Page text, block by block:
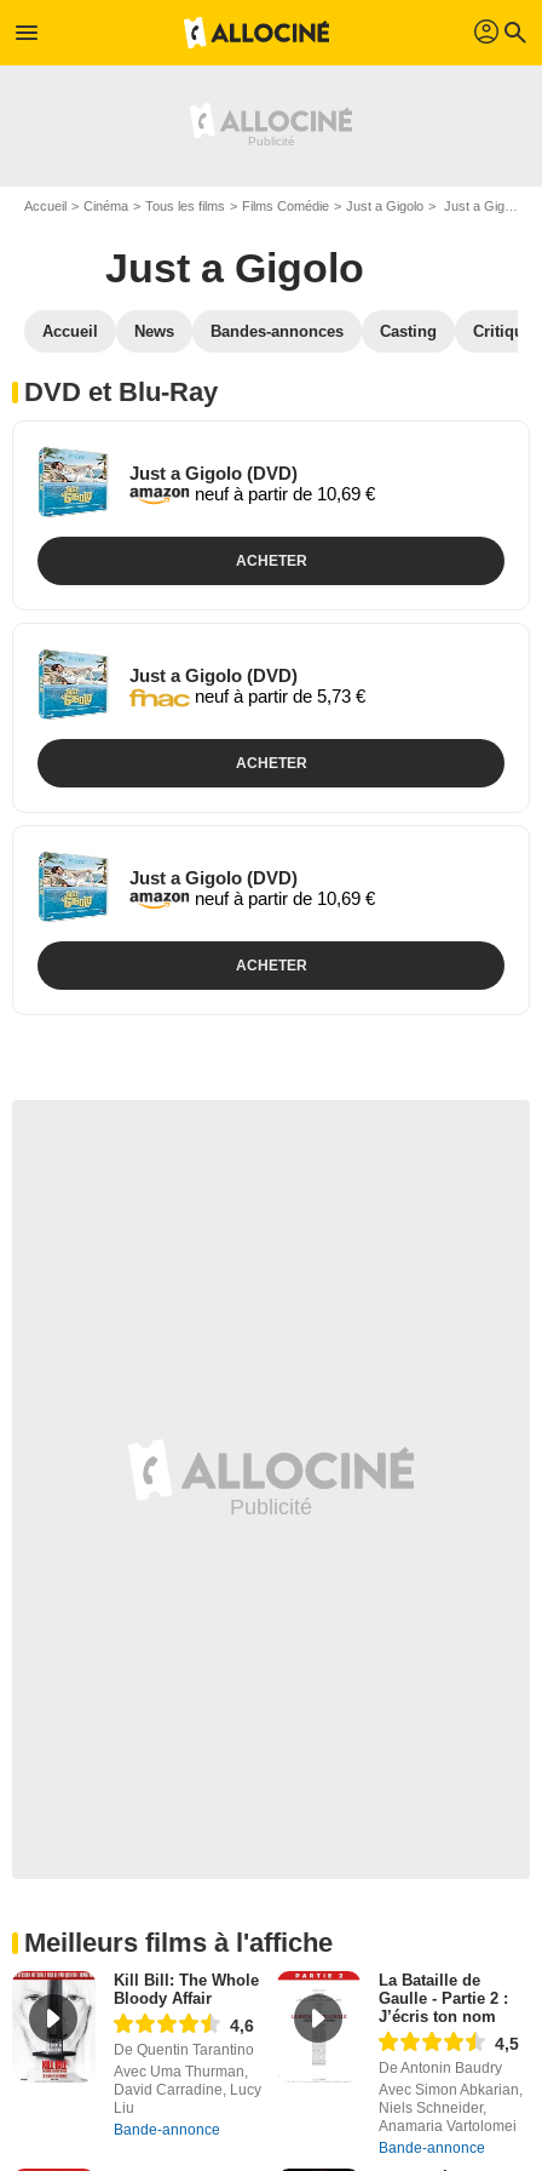
menu profil search
Accueil Cinéma Tous les films Films Comédie Just a Gigolo Just a Gigolo en DVD Blu Ray
Just a Gigolo
Accueil News Bandes-annonces Casting
DVD et Blu-Ray
Just a Gigolo (DVD)
neuf à partir de 10,69 €
ACHETER
Just a Gigolo (DVD)
neuf à partir de 5,73 €
ACHETER
Just a Gigolo (DVD)
neuf à partir de 10,69 €
ACHETER
Meilleurs films à l'affiche
Kill Bill: The Whole
Bloody Affair
4,6
De Quentin Tarantino
Avec Uma Thurman,
David Carradine, Lucy
Liu
Bande-annonce
La Bataille de
Gaulle - Partie 2 :
J’écris ton nom
4,5
De Antonin Baudry
Avec Simon Abkarian,
Niels Schneider,
Anamaria Vartolomei
Bande-annonce